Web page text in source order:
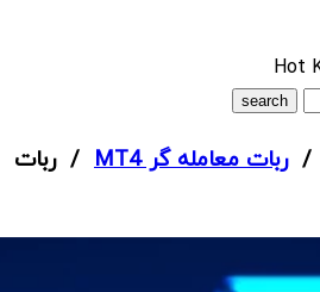
Hot
/ربات معامله گر MT4
/ ربات